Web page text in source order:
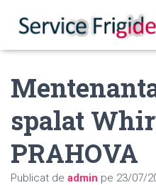
spalat
PRAHOVA
Publicat de admin pe 23/07/